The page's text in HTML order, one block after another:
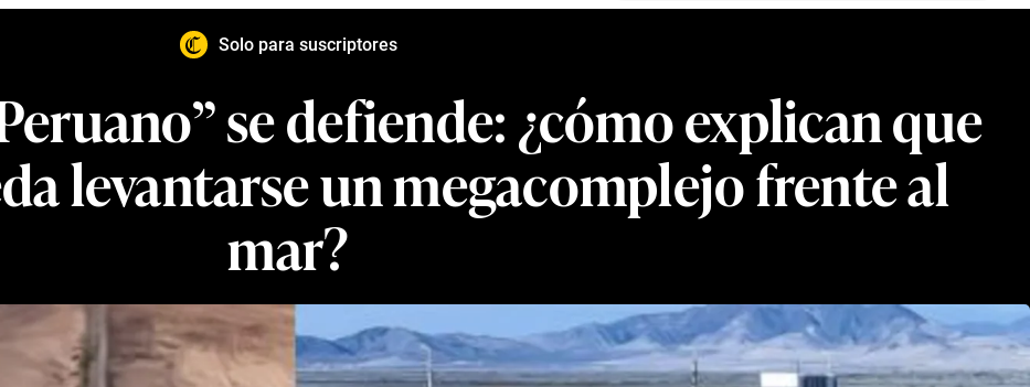
Solo para suscriptores
se defiende: ¿cómo explican que
levantarse un megacomplejo frente al
mar?